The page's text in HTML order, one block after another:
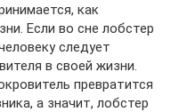
как
Если во сне лобстер
следует
в своей жизни.
превратится
а значит, лобстер